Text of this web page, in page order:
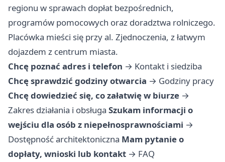
regionu w sprawach dopłat bezpośrednich,
programów pomocowych oraz doradztwa rolniczego.
Placówka mieści się przy al. Zjednoczenia, z łatwym
dojazdem z centrum miasta.
Chcę poznać adres i telefon → Kontakt i siedziba
Chcę sprawdzić godziny otwarcia → Godziny pracy
Chcę dowiedzieć się, co załatwię w biurze →
Zakres działania i obsługa Szukam informacji o
wejściu dla osób z niepełnosprawnościami →
Dostępność architektoniczna Mam pytanie o
dopłaty, wnioski lub kontakt → FAQ